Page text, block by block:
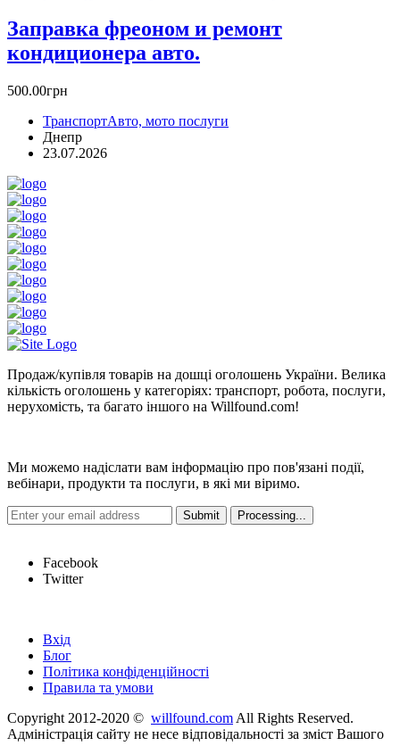
Заправка фреоном и ремонт
кoндиционера авто.
500.00грн
ТранспортАвто, мото послуги
Днепр
23.07.2026
Продаж/купівля товарів на дошці оголошень України. Велика
кількість оголошень у категоріях: транспорт, робота, послуги,
нерухомість, та багато іншого на Willfound.com!
Ми можемо надіслати вам інформацію про пов'язані події,
вебінари, продукти та послуги, в які ми віримо.
Facebook
Twitter
Вхід
Блог
Політика конфіденційності
Правила та умови
Copyright 2012-2020 © willfound.com All Rights Reserved.
Адміністрація сайту не несе відповідальності за зміст Вашого